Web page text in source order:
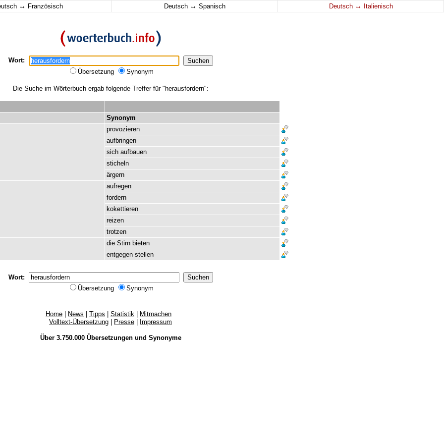
↔ Französisch Deutsch ↔ Spanisch Deutsch ↔ Italienisch
Wort:
Übersetzung
Synonym
Die Suche im Wörterbuch ergab folgende Treffer für "herausfordern":
Synonym
provozieren
aufbringen
sich aufbauen
sticheln
ärgern
aufregen
fordern
kokettieren
reizen
trotzen
die Stirn bieten
entgegen stellen
Wort:
Übersetzung
Synonym
Home News Tipps Statistik
Mitmachen
Volltext-Übersetzung
Presse Impressum
Über 3.750.000 Übersetzungenund Synonyme